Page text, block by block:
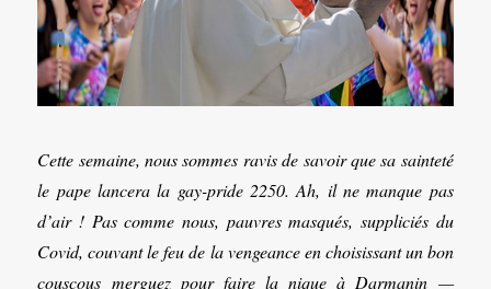
Cette semaine, nous sommes ravis de savoir que sa sainteté
le pape lancera la gay-pride 2250. Ah, il ne manque pas
d’air ! Pas comme nous, pauvres masqués, suppliciés du
Covid, couvant le feu de la vengeance en choisissant un bon
couscous merguez pour faire la nique à Darmanin —